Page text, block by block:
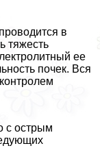
в
тяжесть
ее
почек. Вся
с острым